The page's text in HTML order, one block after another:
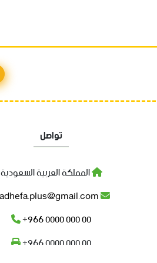
تواصل
المملكة العربية السعودية
+966 0000 000 00
+966 0000 000 00